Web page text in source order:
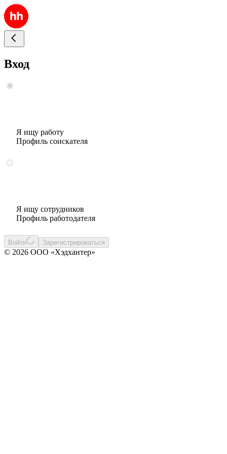
Вход
Я ищу работу
Профиль соискателя
Я ищу сотрудников
Профиль работодателя
Войти Зарегистрироваться
© 2026 ООО «Хэдхантер»